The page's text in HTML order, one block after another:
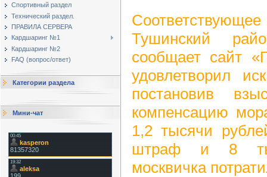
Спортивный раздел
Технический раздел.
ПРАВИЛА СЕРВЕРА
Кардшаринг №1
Кардшаринг №2
FAQ (вопрос/ответ)
Категории раздела
Мини-чат
Тушинский
сообщает сайт
удовлетворил
постановив
компенсацию
1,2 тысячи
штраф и 8
москвичка